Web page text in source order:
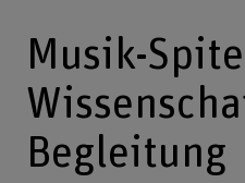
Musik-
Begleitung